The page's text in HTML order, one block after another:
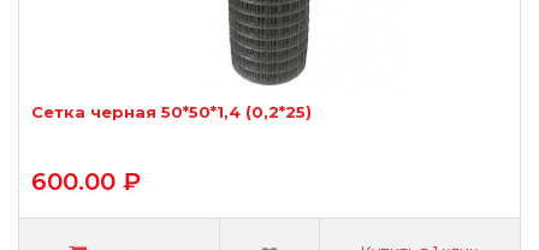
Сетка черная 50*50*1,4 (0,2*25)
600.00 ₽